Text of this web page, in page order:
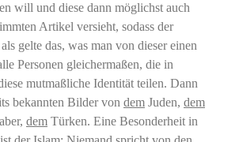
will und diese dann möglichst auch
Artikel versieht, sodass der
gelte das, was man von dieser einen
Personen gleichermaßen, die in
mutmaßliche Identität teilen. Dann
bekannten Bilder von demJuden, dem
demTürken. Eine Besonderheit in